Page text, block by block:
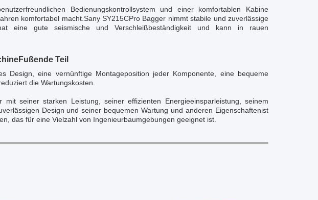
Bedienungskontrollsystem und einer komfortablen Kabine
komfortabel macht.Sany SY215CPro Bagger nimmt stabile und zuverlässige
eine gute seismische und Verschleißbeständigkeit und kann in rauen
Fußende Teil
Design, eine vernünftige Montageposition jeder Komponente, eine bequeme
die Wartungskosten.
seiner starken Leistung, seiner effizienten Energieeinsparleistung, seinem
Design und seiner bequemen Wartung und anderen Eigenschaftenist
das für eine Vielzahl von Ingenieurbaumgebungen geeignet ist.